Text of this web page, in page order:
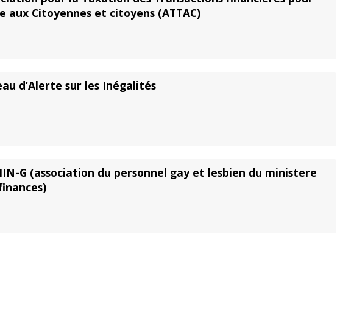
aux Citoyennes et citoyens (ATTAC)
d’Alerte sur les Inégalités
G (association du personnel gay et lesbien du ministere